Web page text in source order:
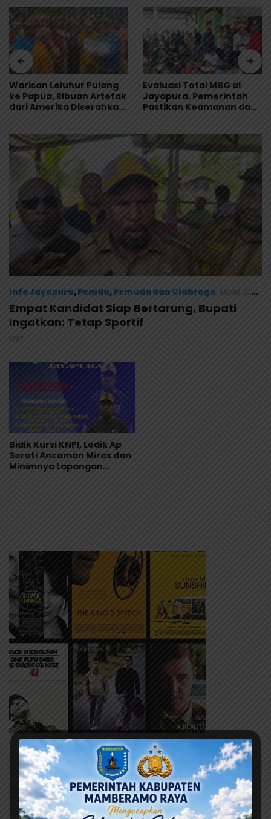
Warisan Leluhur Pulang
ke Papua, Ribuan Artefak
dari Amerika Diserahkan
Evaluasi Total MBG di
Jayapura, Pemerintah
Pastikan Keamanan dan
Info Jayapura,Pemda,Pemuda dan Olahraga Maret 30,
2026
Empat Kandidat Siap Bertarung, Bupati
Ingatkan: Tetap Sportif
KNPI
Bidik Kursi KNPI, Lodik Ap
Soroti Ancaman Miras dan
Minimnya Lapangan
Berita Terbaru
Ini adalah contoh judul deskripsi yang bisa anda isi
dan sesuaikan pada widget